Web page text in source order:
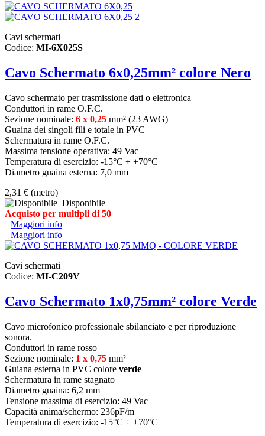
Cavi schermati
Codice: MI-6X025S
Cavo Schermato 6x0,25mm² colore Nero
Cavo schermato per trasmissione dati o elettronica
Conduttori in rame O.F.C.
Sezione nominale: 6 x 0,25 mm² (23 AWG)
Guaina dei singoli fili e totale in PVC
Schermatura in rame O.F.C.
Massima tensione operativa: 49 Vac
Temperatura di esercizio: -15°C ÷ +70°C
Diametro guaina esterna: 7,0 mm
2,31 € (metro)
Disponibile
Acquisto per multipli di 50
Maggiori info
Maggiori info
Cavi schermati
Codice: MI-C209V
Cavo Schermato 1x0,75mm² colore Verde
Cavo microfonico professionale sbilanciato e per riproduzione
sonora.
Conduttori in rame rosso
Sezione nominale: 1 x 0,75 mm²
Guiana esterna in PVC colore verde
Schermatura in rame stagnato
Diametro guaina: 6,2 mm
Tensione massima di esercizio: 49 Vac
Capacità anima/schermo: 236pF/m
Temperatura di esercizio: -15°C ÷ +70°C